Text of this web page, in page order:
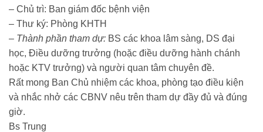
– Chủ trì: Ban giám đốc bệnh viện
– Thư ký: Phòng KHTH
– Thành phần tham dự: BS các khoa lâm sàng, DS đại
học, Điều dưỡng trưởng (hoặc điều dưỡng hành chánh
hoặc KTV trưởng) và người quan tâm chuyên đề.
Rất mong Ban Chủ nhiệm các khoa, phòng tạo điều kiện
và nhắc nhở các CBNV nêu trên tham dự đầy đủ và đúng
giờ.
Bs Trung